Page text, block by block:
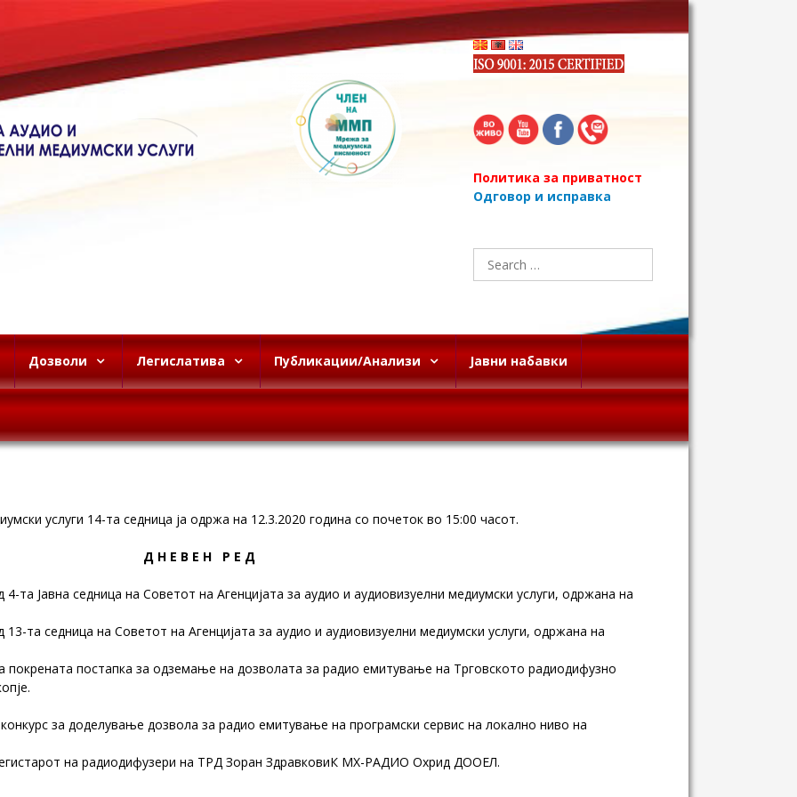
Политика за приватност
Одговор и исправка
Search
for:
Дозволи Легислатива Публикации/Анализи Јавни набавки
услуги 14-та седница ја одржа на 12.3.2020 година со почеток во 15:00 часот.
Д Н Е В Е Н Р Е Д
та Јавна седница на Советот на Агенцијата за аудио и аудиовизуелни медиумски услуги, одржана на
та седница на Советот на Агенцијата за аудио и аудиовизуелни медиумски услуги, одржана на
постапка за одземање на дозволата за радио емитување на Трговското радиодифузно
за доделување дозвола за радио емитување на програмски сервис на локално ниво на
на радиодифузери на ТРД Зоран ЗдравковиК МХ-РАДИО Охрид ДООЕЛ.